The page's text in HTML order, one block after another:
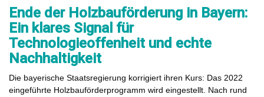
Ende der Holzbauförderung in Bayern:
Ein klares Signal für
Technologieoffenheit und echte
Nachhaltigkeit
Die bayerische Staatsregierung korrigiert ihren Kurs: Das 2022
eingeführte Holzbauförderprogramm wird eingestellt. Nach rund